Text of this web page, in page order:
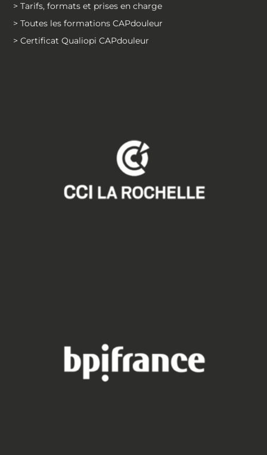
> Tarifs, formats et prises en charge
> Toutes les formations CAPdouleur
> Certificat Qualiopi CAPdouleur